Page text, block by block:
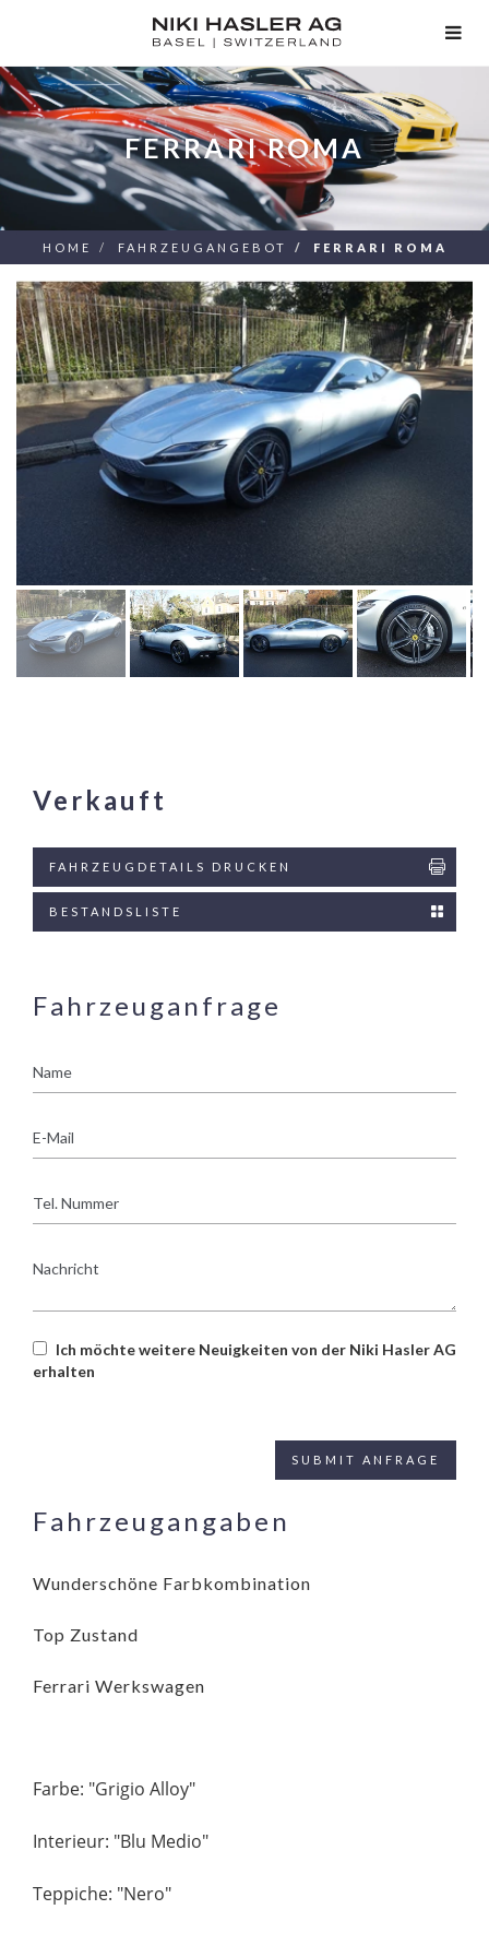
FERRARI ROMA
HOME FAHRZEUGANGEBOT FERRARI ROMA
Verkauft
FAHRZEUGDETAILS DRUCKEN
BESTANDSLISTE
Fahrzeuganfrage
Mail
Nummer
Ich möchte weitere Neuigkeiten von der Niki Hasler AG
erhalten
Fahrzeugangaben
Wunderschöne Farbkombination
Top Zustand
Ferrari Werkswagen
Farbe: "Grigio Alloy"
Interieur: "Blu Medio"
Teppiche: "Nero"